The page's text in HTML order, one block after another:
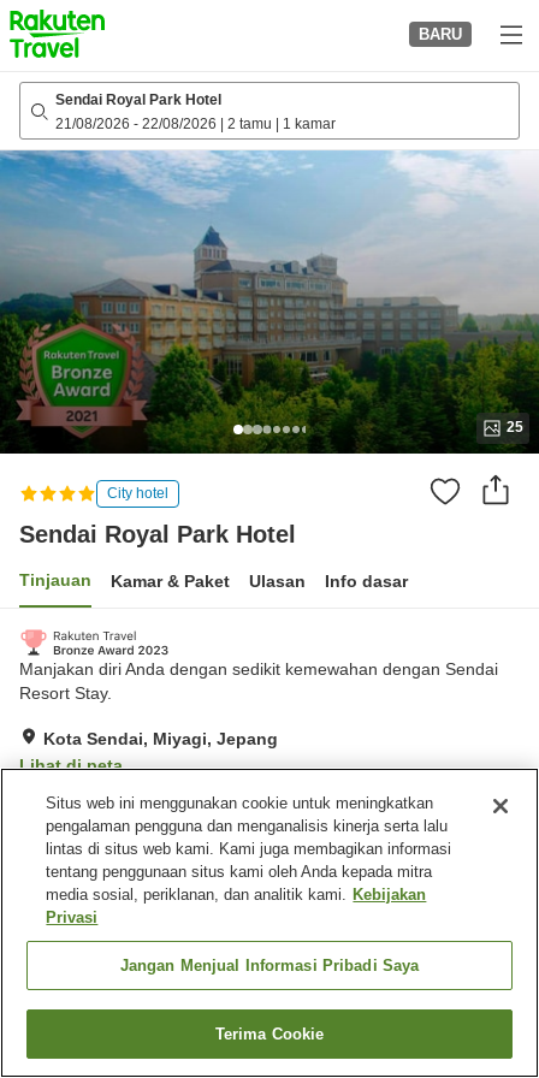
to
top
page
BARU
Sendai Royal Park Hotel
21/08/2026 - 22/08/2026 2 tamu 1 kamar
25
City hotel
Sendai Royal Park Hotel
Tinjauan Kamar & Paket Ulasan Info dasar
Manjakan diri Anda dengan sedikit kemewahan dengan Sendai
Resort Stay.
Kota Sendai, Miyagi, Jepang
Lihat di peta
Hebat Ulasan:974
Fasilitas properti
Antar jemput
Pengiriman ke rumah
Cuci kering
Beranda Jepang Miyagi
Kota Sendai
Sendai Royal Park Hotel
Cari kamar
Situs web ini menggunakan cookie untuk meningkatkan
pengalaman pengguna dan menganalisis kinerja serta lalu
lintas di situs web kami. Kami juga membagikan informasi
tentang penggunaan situs kami oleh Anda kepada mitra
media sosial, periklanan, dan analitik kami. Kebijakan
Privasi
Jangan Menjual Informasi Pribadi Saya
Terima Cookie